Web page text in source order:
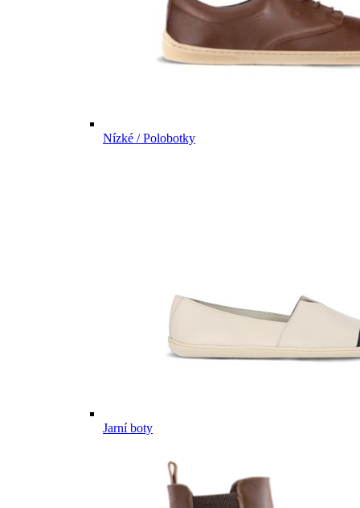
Nízké / Polobotky
Jarní boty